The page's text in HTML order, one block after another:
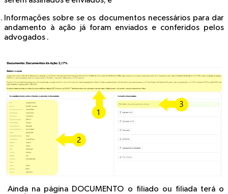
Informações sobre se os documentos necessários para dar
andamento à ação já foram enviados e conferidos pelos
advogados .
Ainda na página DOCUMENTO o filiado ou filiada terá o